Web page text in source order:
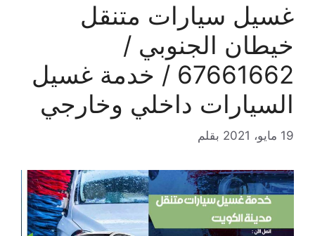
غسيل سيارات متنقل
خيطان الجنوبي /
67661662 / خدمة غسيل
السيارات داخلي وخارجي
19 مايو، 2021 بقلم